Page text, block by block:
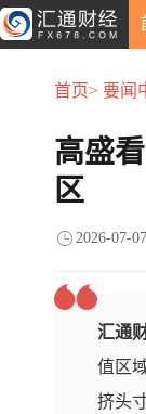
首页> 要闻
高盛
区
2026-07-
汇通
值区
挤头